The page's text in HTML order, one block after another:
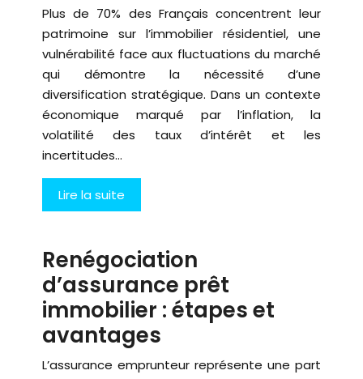
Plus de 70% des Français concentrent leur
patrimoine sur l’immobilier résidentiel, une
vulnérabilité face aux fluctuations du marché
qui démontre la nécessité d’une
diversification stratégique. Dans un contexte
économique marqué par l’inflation, la
volatilité des taux d’intérêt et les
incertitudes…
Lire la suite
Renégociation
d’assurance prêt
immobilier : étapes et
avantages
L’assurance emprunteur représente une part